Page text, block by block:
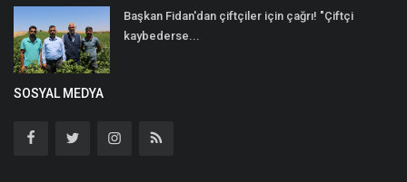
Başkan Fidan'dan çiftçiler için çağrı! "Çiftçi
kaybederse...
SOSYAL MEDYA